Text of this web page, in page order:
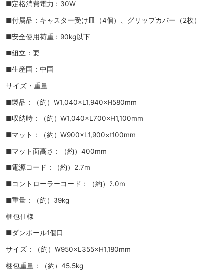
■定格消費電力：30W
■付属品：キャスター受け皿（4個）、グリップカバー（2枚）
■安全使用荷重：90kg以下
■組立：要
■生産国：中国
サイズ・重量
■製品：（約）W1,040×L1,940×H580mm
■収納時：（約）W1,040×L700×H1,100mm
■マット：（約）W900×L1,900×t100mm
■マット面高さ：（約）400mm
■電源コード：（約）2.7m
■コントローラーコード：（約）2.0m
■重量：（約）39kg
梱包仕様
■ダンボール1個口
サイズ：（約）W950×L355×H1,180mm
梱包重量：（約）45.5kg